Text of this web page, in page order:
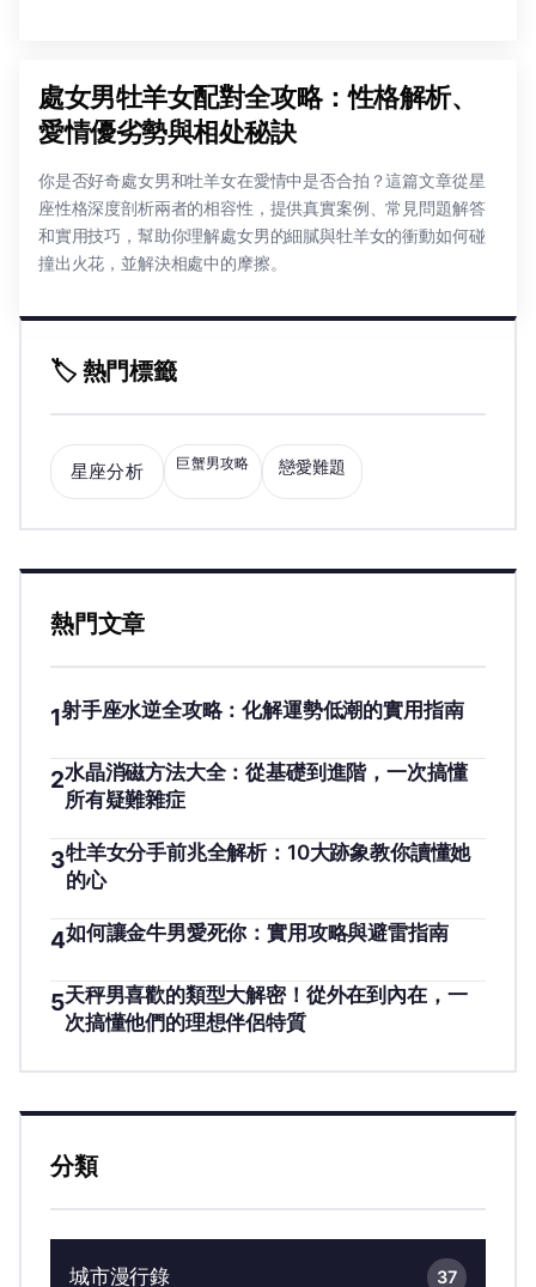
處女男牡羊女配對全攻略：性格解析、
愛情優劣勢與相处秘訣
你是否好奇處女男和牡羊女在愛情中是否合拍？這篇文章從星
座性格深度剖析兩者的相容性，提供真實案例、常見問題解答
和實用技巧，幫助你理解處女男的細膩與牡羊女的衝動如何碰
撞出火花，並解決相處中的摩擦。
🏷️ 熱門標籤
星座分析 巨蟹男攻略 戀愛難題
熱門文章
1射手座水逆全攻略：化解運勢低潮的實用指南
2水晶消磁方法大全：從基礎到進階，一次搞懂
所有疑難雜症
3牡羊女分手前兆全解析：10大跡象教你讀懂她
的心
4如何讓金牛男愛死你：實用攻略與避雷指南
5天秤男喜歡的類型大解密！從外在到內在，一
次搞懂他們的理想伴侶特質
分類
城市漫行錄 37